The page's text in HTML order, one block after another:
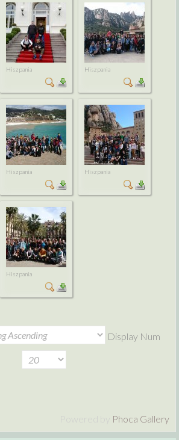
Hiszpania Hiszpania
Hiszpania Hiszpania
Hiszpania
Display Num
Phoca Gallery